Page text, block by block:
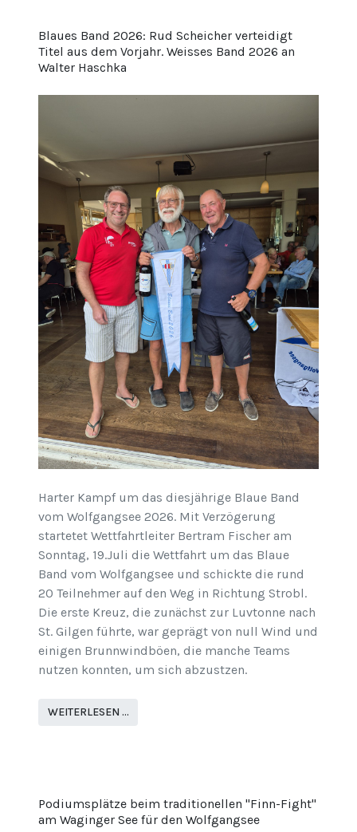
Blaues Band 2026: Rud Scheicher verteidigt
Titel aus dem Vorjahr. Weisses Band 2026 an
Walter Haschka
Harter Kampf um das diesjährige Blaue Band
vom Wolfgangsee 2026. Mit Verzögerung
startetet Wettfahrtleiter Bertram Fischer am
Sonntag, 19.Juli die Wettfahrt um das Blaue
Band vom Wolfgangsee und schickte die rund
20 Teilnehmer auf den Weg in Richtung Strobl.
Die erste Kreuz, die zunächst zur Luvtonne nach
St. Gilgen führte, war geprägt von null Wind und
einigen Brunnwindböen, die manche Teams
nutzen konnten, um sich abzustzen.
WEITERLESEN …
Podiumsplätze beim traditionellen "Finn-Fight"
am Waginger See für den Wolfgangsee